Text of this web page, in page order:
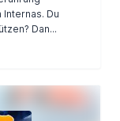
Dan...